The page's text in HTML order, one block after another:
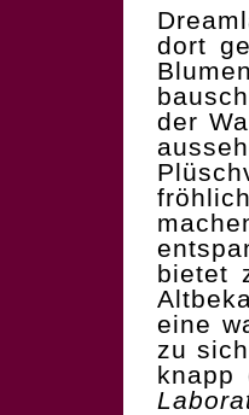
dort
der
bietet
eine
zu
knapp